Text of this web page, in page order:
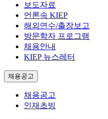
보도자료
언론속 KIEP
해외연수/출장보고
방문학자 프로그램
채용안내
KIEP 뉴스레터
채용공고
채용공고
인재초빙